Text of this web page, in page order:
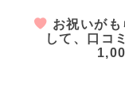
お祝いが
して、口コ